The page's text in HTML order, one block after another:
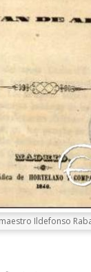
Ildefonso